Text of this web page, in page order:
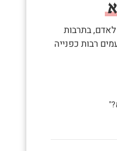
לאדם, בתרבות
רבות כפנייה